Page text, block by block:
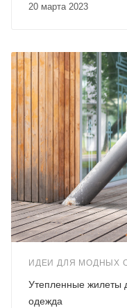
20 марта 2023
ИДЕИ ДЛЯ МОДНЫХ
Утепленные жилеты
одежда